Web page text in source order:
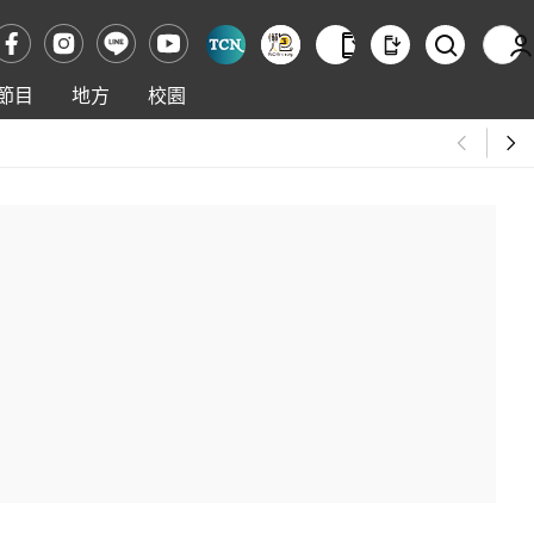
目 地方 校園